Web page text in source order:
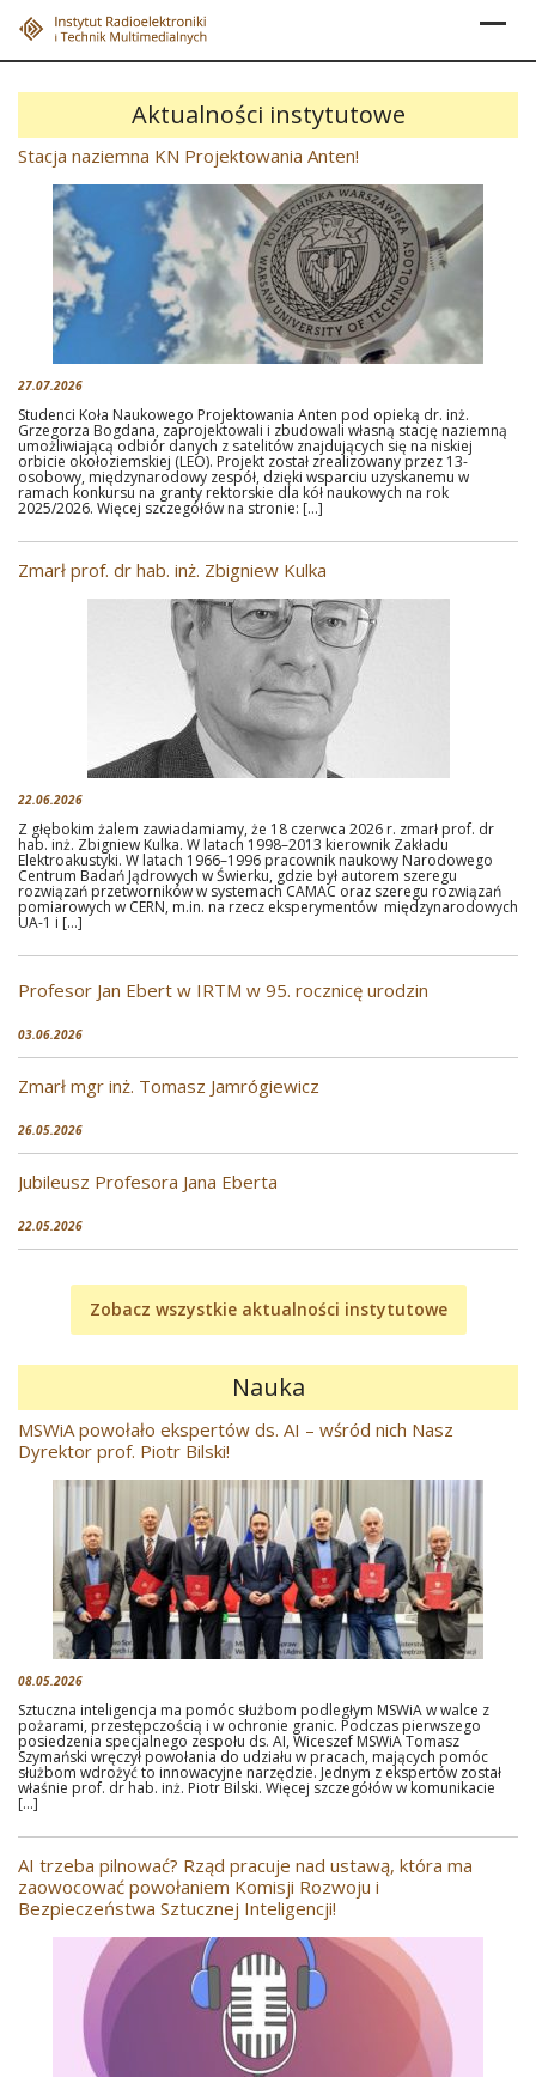
Skip
Aktualności instytutowe
Stacja naziemna KN Projektowania Anten!
27.07.2026
Studenci Koła Naukowego Projektowania Anten pod opieką dr. inż.
Grzegorza Bogdana, zaprojektowali i zbudowali własną stację naziemną
umożliwiającą odbiór danych z satelitów znajdujących się na niskiej
orbicie okołoziemskiej (LEO). Projekt został zrealizowany przez 13-
osobowy, międzynarodowy zespół, dzięki wsparciu uzyskanemu w
ramach konkursu na granty rektorskie dla kół naukowych na rok
2025/2026. Więcej szczegółów na stronie: […]
Zmarł prof. dr hab. inż. Zbigniew Kulka
22.06.2026
Z głębokim żalem zawiadamiamy, że 18 czerwca 2026 r. zmarł prof. dr
hab. inż. Zbigniew Kulka. W latach 1998–2013 kierownik Zakładu
Elektroakustyki. W latach 1966–1996 pracownik naukowy Narodowego
Centrum Badań Jądrowych w Świerku, gdzie był autorem szeregu
rozwiązań przetworników w systemach CAMAC oraz szeregu rozwiązań
pomiarowych w CERN, m.in. na rzecz eksperymentów międzynarodowych
UA-1 i […]
Profesor Jan Ebert w IRTM w 95. rocznicę urodzin
03.06.2026
Zmarł mgr inż. Tomasz Jamrógiewicz
26.05.2026
Jubileusz Profesora Jana Eberta
22.05.2026
Zobacz wszystkie aktualności instytutowe
Nauka
MSWiA powołało ekspertów ds. AI – wśród nich Nasz
Dyrektor prof. Piotr Bilski!
08.05.2026
Sztuczna inteligencja ma pomóc służbom podległym MSWiA w walce z
pożarami, przestępczością i w ochronie granic. Podczas pierwszego
posiedzenia specjalnego zespołu ds. AI, Wiceszef MSWiA Tomasz
Szymański wręczył powołania do udziału w pracach, mających pomóc
służbom wdrożyć to innowacyjne narzędzie. Jednym z ekspertów został
właśnie prof. dr hab. inż. Piotr Bilski. Więcej szczegółów w komunikacie
[…]
AI trzeba pilnować? Rząd pracuje nad ustawą, która ma
zaowocować powołaniem Komisji Rozwoju i
Bezpieczeństwa Sztucznej Inteligencji!